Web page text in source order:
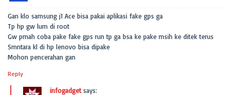
Gan klo samsung j1 Ace bisa pakai aplikasi fake gps ga
Tp hp gw lum di root
Gw prnah coba pake fake gps run tp ga bsa ke pake msih ke ditek terus
Smntara kl di hp lenovo bisa dipake
Mohon pencerahan gan
Reply
infogadget says: